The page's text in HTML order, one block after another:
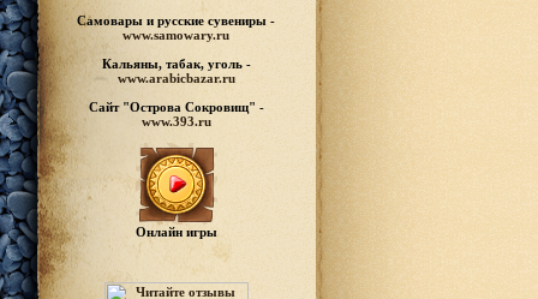
Самовары и русские сувениры -
www.samowary.ru
Кальяны, табак, уголь -
www.arabicbazar.ru
Сайт "Острова Сокровищ" -
www.393.ru
Онлайн игры